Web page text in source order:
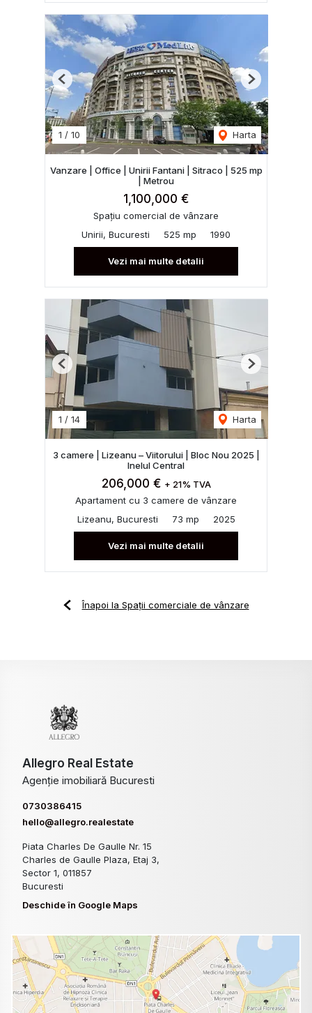
1 / 10 Harta
Previous Next
Vanzare | Office | Unirii Fantani | Sitraco | 525 mp
| Metrou
1,100,000 €
Spațiu comercial de vânzare
Unirii, Bucuresti
525 mp 1990
Vezi mai multe detalii
1 / 14 Harta
Previous Next
3 camere | Lizeanu – Viitorului | Bloc Nou 2025 |
Inelul Central
206,000 € + 21% TVA
Apartament cu 3 camere de vânzare
Lizeanu, Bucuresti
73 mp 2025
Vezi mai multe detalii
Înapoi la Spații comerciale de vânzare
Allegro Real Estate
Agenție imobiliară Bucuresti
0730386415
hello@allegro.realestate
Piata Charles De Gaulle Nr. 15
Charles de Gaulle Plaza, Etaj 3,
Sector 1, 011857
Bucuresti
Deschide în Google Maps